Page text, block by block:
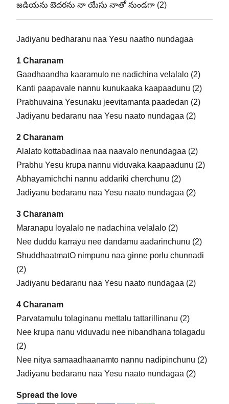
జడియను బెదరను నా యేసు నాతో నుండగా (2)
Jadiyanu bedharanu naa Yesu naatho nundagaa
1 Charanam
Gaadhaandha kaaramulo ne nadichina velalalo (2)
Kanti paapavale nannu kunukaaka kaapaadunu (2)
Prabhuvaina Yesunaku jeevitamanta paadedan (2)
Jadiyanu bedaranu naa Yesu naato nundagaa (2)
2 Charanam
Alalato kottabadinaa naa naavalo nenundagaa (2)
Prabhu Yesu krupa nannu viduvaka kaapaadunu (2)
Abhayamichchi nannu addariki cherchunu (2)
Jadiyanu bedaranu naa Yesu naato nundagaa (2)
3 Charanam
Maranapu loyalalo ne nadachina velalalo (2)
Nee duddu karrayu nee dandamu aadarinchunu (2)
ShuddhaatmatO nimpunu naa ginne porlu chunnadi
(2)
Jadiyanu bedaranu naa Yesu naato nundagaa (2)
4 Charanam
Parvatamulu tolaginanu mettalu tattarillinanu (2)
Nee krupa nanu viduvadu nee nibandhana tolagadu
(2)
Nee nitya samaadhaanamto nannu nadipinchunu (2)
Jadiyanu bedaranu naa Yesu naato nundagaa (2)
Spread the love